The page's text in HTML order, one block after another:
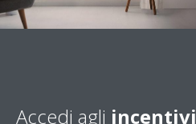
Accedi agli incentivi